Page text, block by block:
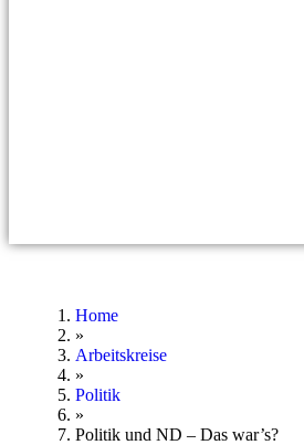
Home
»
Arbeitskreise
»
Politik
»
Politik und ND – Das war’s?